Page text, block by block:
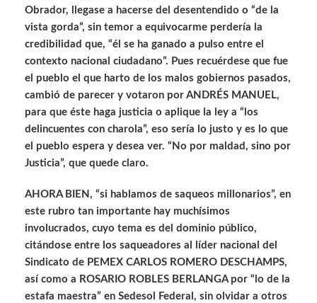
Obrador, llegase a hacerse del desentendido o “de la
vista gorda”, sin temor a equivocarme perdería la
credibilidad que, “él se ha ganado a pulso entre el
contexto nacional ciudadano”. Pues recuérdese que fue
el pueblo el que harto de los malos gobiernos pasados,
cambió de parecer y votaron por ANDRÉS MANUEL,
para que éste haga justicia o aplique la ley a “los
delincuentes con charola”, eso sería lo justo y es lo que
el pueblo espera y desea ver. “No por maldad, sino por
Justicia”, que quede claro.
AHORA BIEN, “si hablamos de saqueos millonarios”, en
este rubro tan importante hay muchísimos
involucrados, cuyo tema es del dominio público,
citándose entre los saqueadores al líder nacional del
Sindicato de PEMEX CARLOS ROMERO DESCHAMPS,
así como a ROSARIO ROBLES BERLANGA por “lo de la
estafa maestra” en Sedesol Federal, sin olvidar a otros